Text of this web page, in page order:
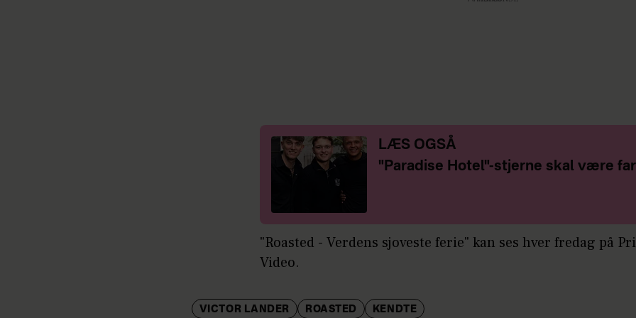
LÆS OGSÅ
"Paradise Hotel"-stjerne skal være far
"Roasted - Verdens sjoveste ferie" kan ses hver fredag på
Video.
VICTOR LANDER ROASTED KENDTE